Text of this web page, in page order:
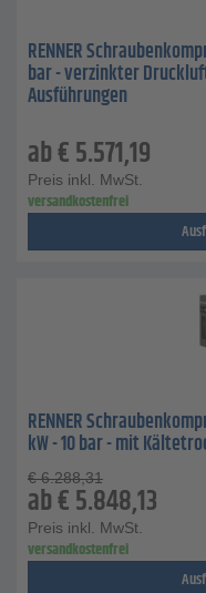
RENNER
bar - verzinkter
Ausführungen
ab€5.571,19
Preis inkl. MwSt.
versandkostenfrei
RENNER
kW - 10 bar - mit
€ 6.288,31
ab€5.848,13
Preis inkl. MwSt.
versandkostenfrei